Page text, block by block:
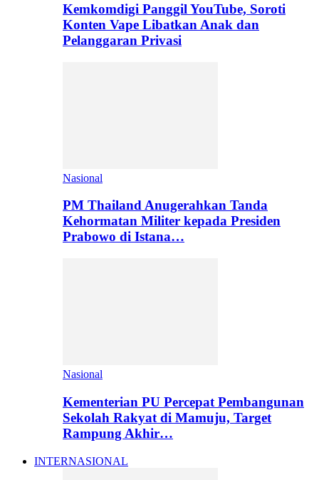
Kemkomdigi Panggil YouTube, Soroti
Konten Vape Libatkan Anak dan
Pelanggaran Privasi
Nasional
PM Thailand Anugerahkan Tanda
Kehormatan Militer kepada Presiden
Prabowo di Istana…
Nasional
Kementerian PU Percepat Pembangunan
Sekolah Rakyat di Mamuju, Target
Rampung Akhir…
INTERNASIONAL